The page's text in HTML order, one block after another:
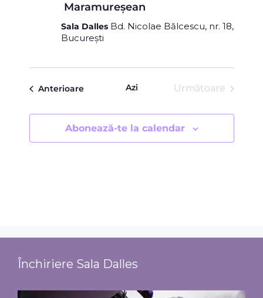
Maramureșean
Sala Dalles Bd. Nicolae Bălcescu, nr. 18,
București
Evenimente
Anterioare Azi Evenimente
Următoare
Abonează-te la calendar
Închiriere Sala Dalles